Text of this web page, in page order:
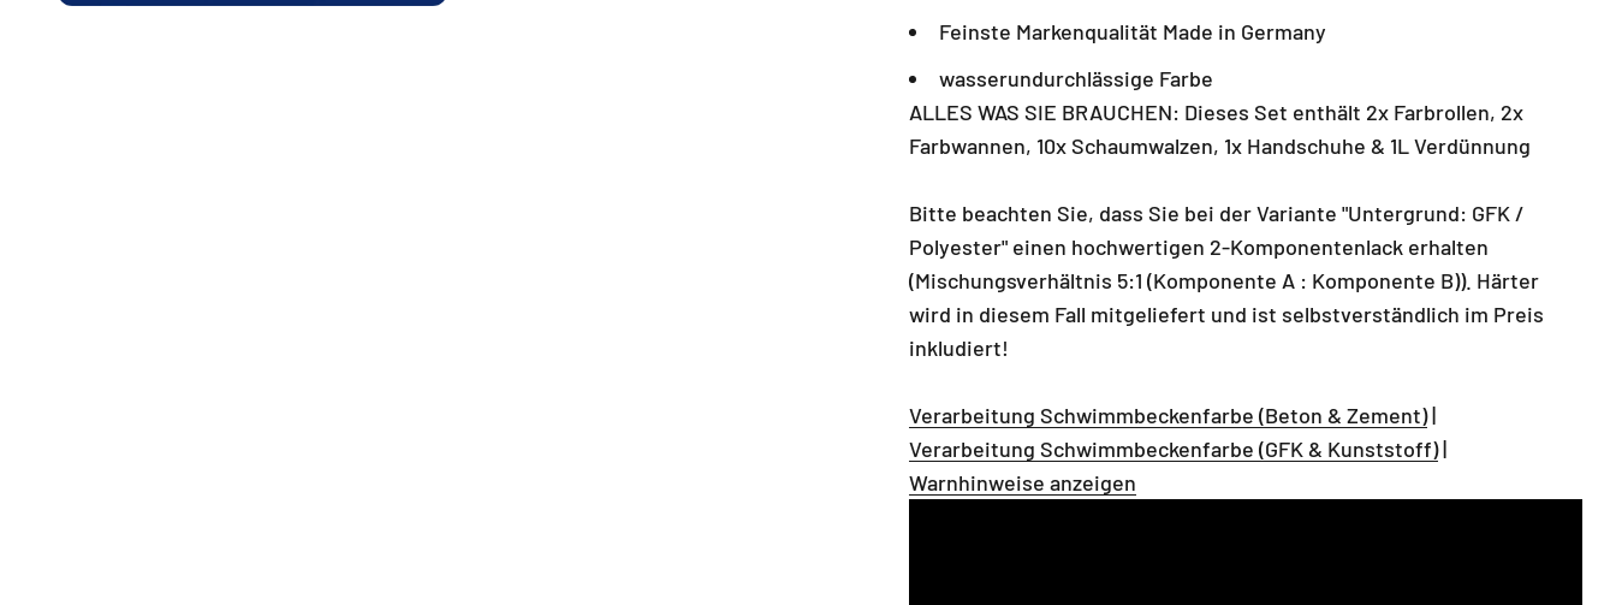
Feinste Markenqualität Made in Germany
wasserundurchlässige Farbe
ALLES WAS SIE BRAUCHEN: Dieses Set enthält 2x Farbrollen, 2x
Farbwannen, 10x Schaumwalzen, 1x Handschuhe & 1L Verdünnung
Bitte beachten Sie, dass Sie bei der Variante "Untergrund: GFK /
Polyester" einen hochwertigen 2-Komponentenlack erhalten
(Mischungsverhältnis 5:1 (Komponente A : Komponente B)). Härter
wird in diesem Fall mitgeliefert und ist selbstverständlich im Preis
inkludiert!
Verarbeitung Schwimmbeckenfarbe (Beton & Zement)|
Verarbeitung Schwimmbeckenfarbe (GFK & Kunststoff)|
Warnhinweise anzeigen